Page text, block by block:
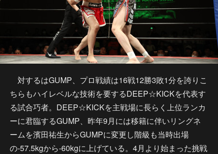
対するはGUMP、プロ戦績は16戦12勝3敗1分を誇りこ
ちらもハイレベルな技術を要するDEEP☆KICKを代表す
る試合巧者。DEEP☆KICKを主戦場に長らく上位ランカ
ーに君臨するGUMP、昨年9月には移籍に伴いリングネ
ームを濱田祐生からGUMPに変更し階級も当時出場
の-57.5kgから-60kgに上げている。4月より始まった挑戦